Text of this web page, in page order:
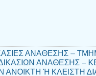
ΑΝΑΘΕΣΗΣ –
ΑΝΑΘΕΣΗΣ –
Ή ΚΛΕΙΣΤΗ